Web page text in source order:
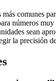
comunes
números
sean
la precisión